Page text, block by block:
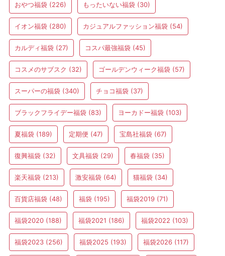
おやつ福袋 (226) もったいない福袋 (30)
イオン福袋 (280) カジュアルファッション福袋 (54)
カルディ福袋 (27) コスパ最強福袋 (45)
コスメのサブスク (32) ゴールデンウィーク福袋 (57)
スーパーの福袋 (340) チョコ福袋 (37)
ブラックフライデー福袋 (83) ヨーカドー福袋 (103)
夏福袋 (189) 定期便 (47) 宝島社福袋 (67)
復興福袋 (32) 文具福袋 (29) 春福袋 (35)
楽天福袋 (213) 激安福袋 (64) 猫福袋 (34)
百貨店福袋 (48) 福袋 (195) 福袋2019 (71)
福袋2020 (188) 福袋2021 (186) 福袋2022 (103)
福袋2023 (256) 福袋2025 (193) 福袋2026 (117)